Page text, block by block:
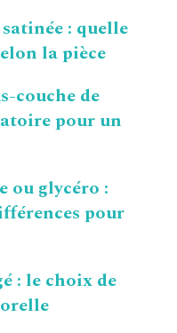
: quelle
la pièce
couche de
pour un
ou glycéro :
pour
: le choix de